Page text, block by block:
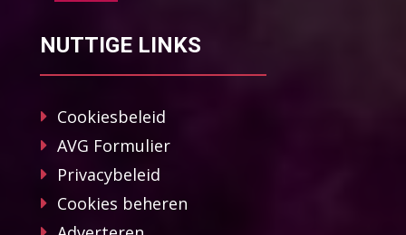
NUTTIGE LINKS
Cookiesbeleid
AVG Formulier
Privacybeleid
Cookies beheren